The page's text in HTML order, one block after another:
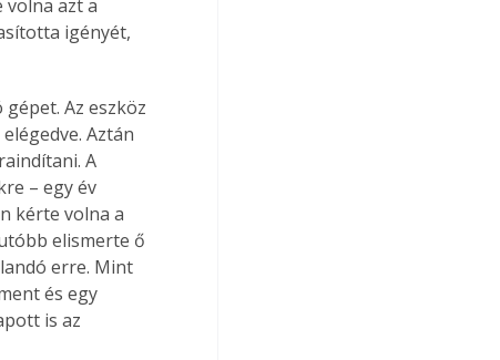
azt a
igényét,
Az eszköz
Aztán
A
– egy év
kérte volna a
elismerte ő
erre. Mint
és egy
is az